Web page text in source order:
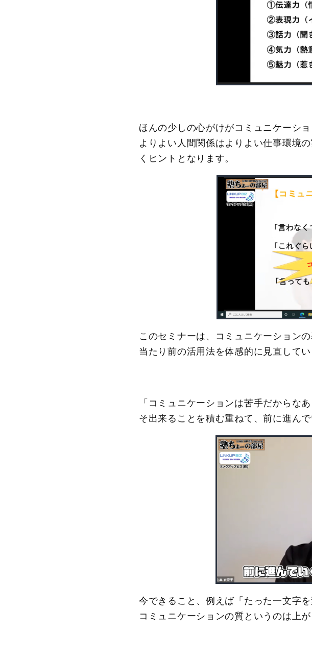
ほんの少しの心がけがコミュニケーシ
よりよい人間関係はよりよい仕事環境
くヒントとなります。
このセミナーは、コミュニケーション
当たり前の活用法を体感的に見直してい
「コミュニケーションは苦手だからな
そ出来ることを積む重ねて、前に進ん
今できること、例えば「たった一文字
コミュニケーションの質というのは上が